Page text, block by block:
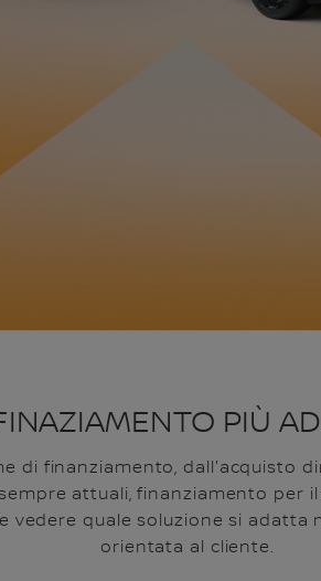
PIÙ
di finanziamento, dall'acquisto
attuali, finanziamento per
vedere quale soluzione si
orientata al cliente.